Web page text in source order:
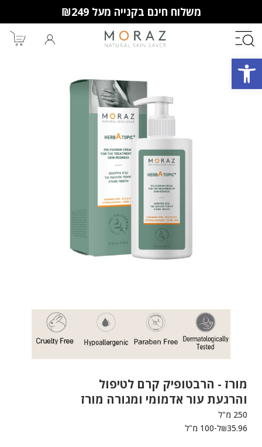
פתח סרגל נגישות
משלוח חינם בקנייה מעל ₪249
חברי מועדון מורז נהנים יותר!
מבצעים שווים
וצבירת נקודות למימוש בקניות
הבאות.
מורז - הרבטופיק קרם לטיפול
והרגעת עור אדמומי ומגורה מורז
250 מ"ל
₪35.96 ל-100 מ"ל